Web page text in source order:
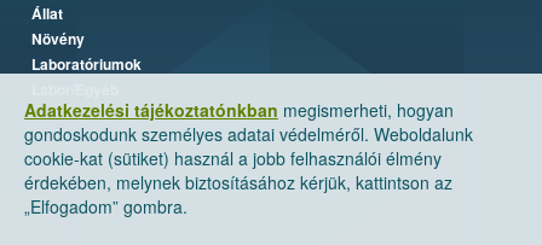
Adatkezelési tájékoztatónkban megismerheti, hogyan
gondoskodunk személyes adatai védelméről. Weboldalunk
cookie-kat (sütiket) használ a jobb felhasználói élmény
érdekében, melynek biztosításához kérjük, kattintson az
„Elfogadom” gombra.
Állat
Növény
Laboratóriumok